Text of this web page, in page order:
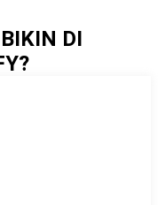
BIKIN DI